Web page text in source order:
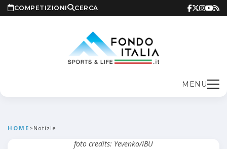
COMPETIZIONI CERCA
MENU
HOME > Notizie
foto credits: Yevenko/IBU